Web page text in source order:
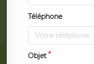
Téléphone
Objet